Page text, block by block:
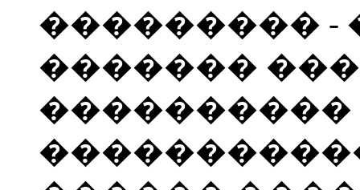
��������� -
�������